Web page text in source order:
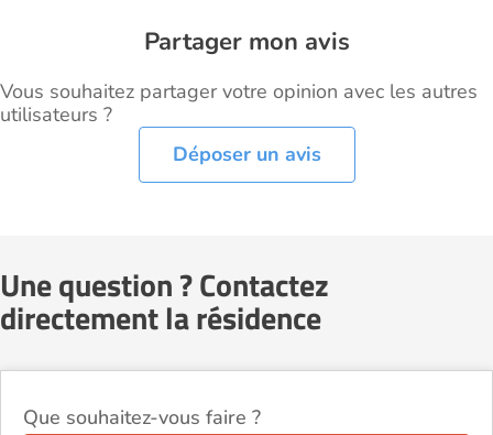
Partager mon avis
Vous souhaitez partager votre opinion avec les autres
utilisateurs ?
Déposer un avis
Une question ? Contactez
directement la résidence
Que souhaitez-vous faire ?